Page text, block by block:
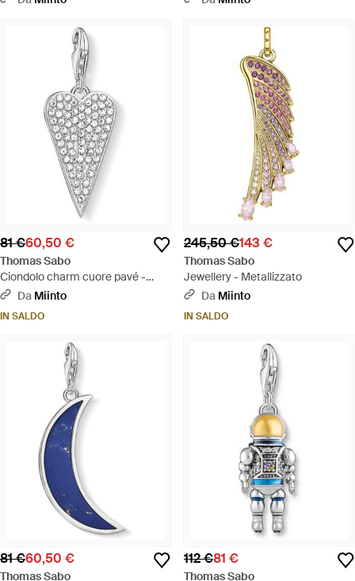
81 €60,50 €
Thomas Sabo
Ciondolo charm cuore pavé -
Metallizzato
Da Miinto
IN SALDO
245,50 €143 €
Thomas Sabo
Jewellery - Metallizzato
Da Miinto
IN SALDO
81 €60,50 €
Thomas Sabo
112 €81 €
Thomas Sabo